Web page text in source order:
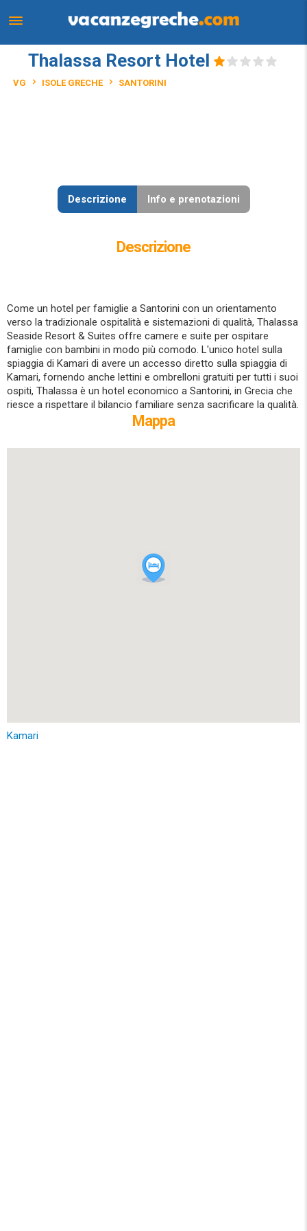
Thalassa Resort Hotel
VG ISOLE GRECHE SANTORINI
Descrizione Info e prenotazioni
Descrizione
Come un hotel per famiglie a Santorini con un orientamento
verso la tradizionale ospitalità e sistemazioni di qualità, Thalassa
Seaside Resort & Suites offre camere e suite per ospitare
famiglie con bambini in modo più comodo. L'unico hotel sulla
spiaggia di Kamari di avere un accesso diretto sulla spiaggia di
Kamari, fornendo anche lettini e ombrelloni gratuiti per tutti i suoi
ospiti, Thalassa è un hotel economico a Santorini, in Grecia che
riesce a rispettare il bilancio familiare senza sacrificare la qualità.
Mappa
Kamari